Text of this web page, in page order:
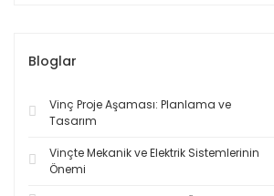
Bloglar
Vinç Proje Aşaması: Planlama ve
Tasarım
Vinçte Mekanik ve Elektrik Sistemlerinin
Önemi